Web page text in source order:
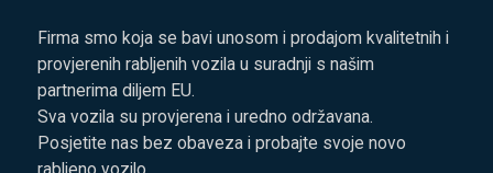
Firma smo koja se bavi unosom i prodajom kvalitetnih i
provjerenih rabljenih vozila u suradnji s našim
partnerima diljem EU.
Sva vozila su provjerena i uredno održavana.
Posjetite nas bez obaveza i probajte svoje novo